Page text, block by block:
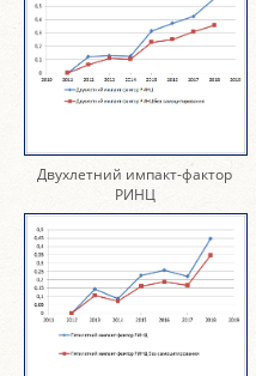
Двухлетний импакт-фактор
РИНЦ